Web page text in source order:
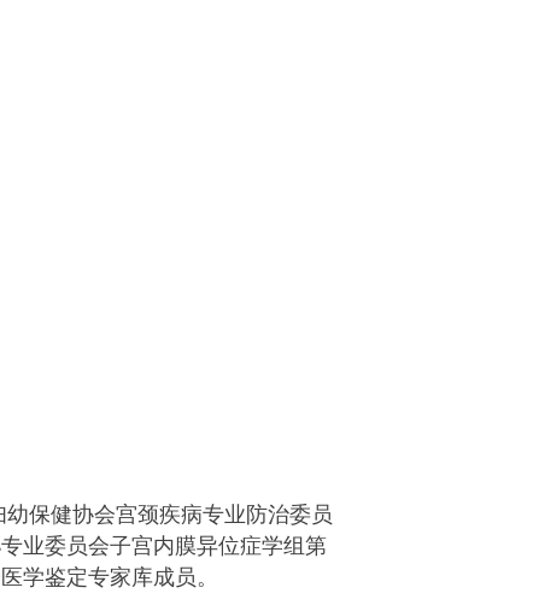
保健协会宫颈疾病专业防治委员
业委员会子宫内膜异位症学组第
学鉴定专家库成员。